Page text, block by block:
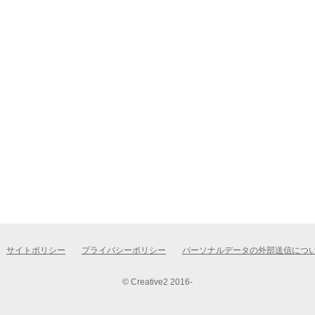
サイトポリシー プライバシーポリシー パーソナルデータの外部送信につ
© Creative2 2016-